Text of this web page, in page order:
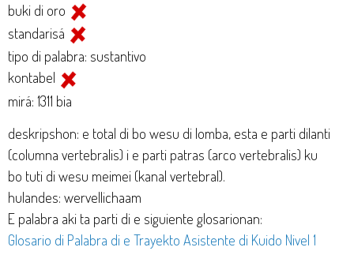
buki di oro
standarisá
tipo di palabra: sustantivo
kontabel
mirá: 1311 bia
deskripshon: e total di bo wesu di lomba, esta e parti dilanti
(columna vertebralis) i e parti patras (arco vertebralis) ku
bo tuti di wesu meimei (kanal vertebral).
hulandes: wervellichaam
E palabra aki ta parti di e siguiente glosarionan:
Glosario di Palabra di e Trayekto Asistente di Kuido Nivel 1